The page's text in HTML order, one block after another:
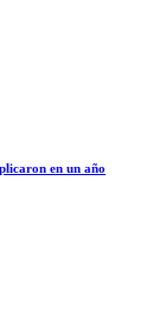
en un año